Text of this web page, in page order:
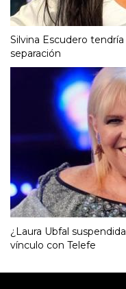
Silvina Escudero
separación
¿Laura Ubfal
vínculo con Telefe